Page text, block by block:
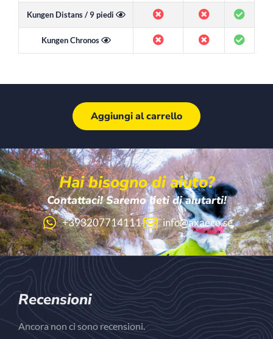
Kungen Distans / 9 piedi
Kungen Chronos
Aggiungi al carrello
Hai bisogno di aiuto?
Contattaci! Saremo lieti di aiutarti!
+393207714111 info@axaeco.se
Recensioni
Ancora non ci sono recensioni.